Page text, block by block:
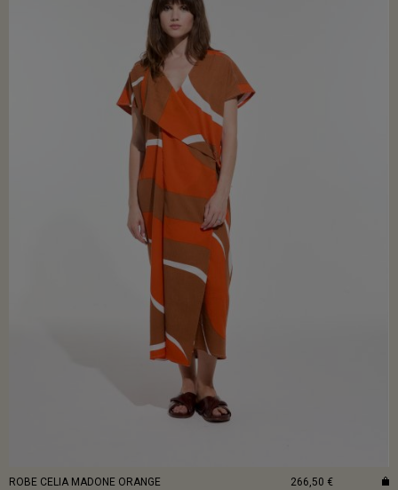
ROBE CELIA MADONE ORANGE 266,50 €